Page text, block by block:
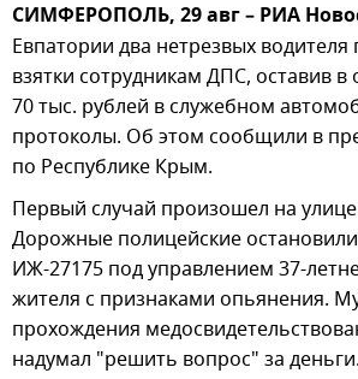
СИМФЕРОПОЛЬ, 29 авг – РИА
Евпатории два нетрезвых водителя
взятки сотрудникам ДПС, оставив
70 тыс. рублей в служебном
протоколы. Об этом сообщили в
по Республике Крым.
Первый случай произошел на
Дорожные полицейские
ИЖ-27175 под управлением 37-
жителя с признаками опьянения.
прохождения
надумал "решить вопрос" за деньги.